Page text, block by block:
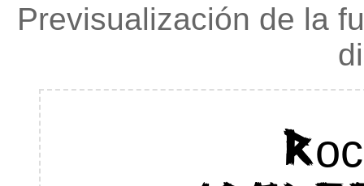
Previsualización de la